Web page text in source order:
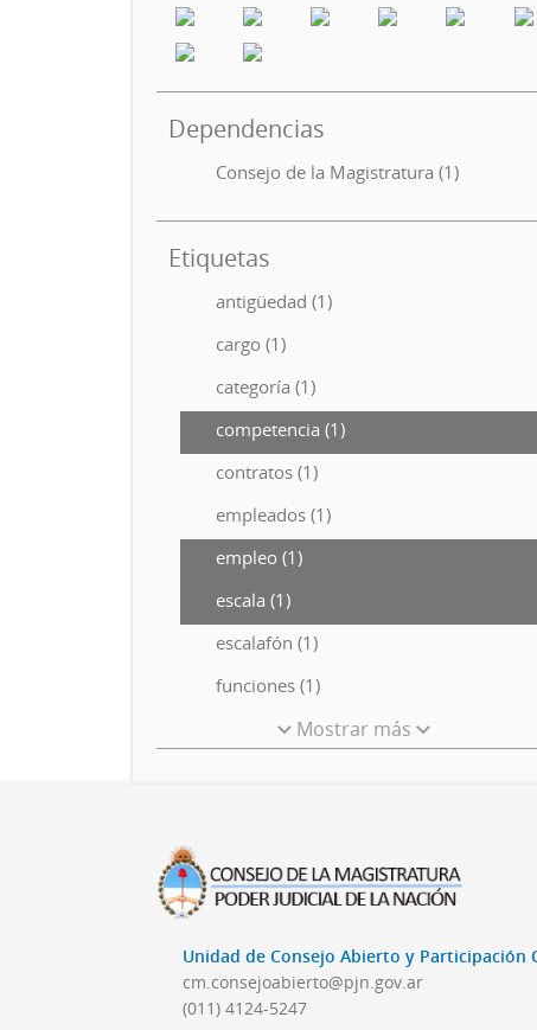
Dependencias
Consejo de la Magistratura (1)
Etiquetas
antigüedad (1)
cargo (1)
categoría (1)
competencia (1)
contratos (1)
empleados (1)
empleo (1)
escala (1)
escalafón (1)
funciones (1)
Mostrar más
Unidad de Consejo Abierto y Participación
cm.consejoabierto@pjn.gov.ar
(011) 4124-5247